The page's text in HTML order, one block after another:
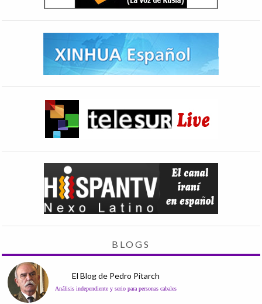
BLOGS
El Blog de Pedro Pitarch
Análisis independiente y serio para personas cabales